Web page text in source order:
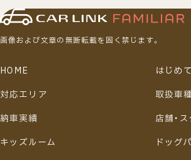
画像および文章の無断転載を固く禁じます。
HOME
はじめ
対応エリア
取扱車
納車実績
店舗・
キッズルーム
ドッグ